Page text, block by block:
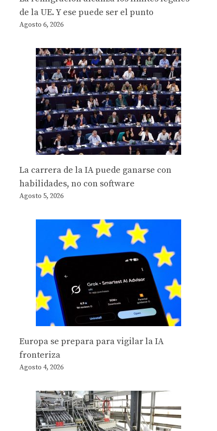
de la UE. Y ese puede ser el punto
Agosto 6, 2026
La carrera de la IA puede ganarse con
habilidades, no con software
Agosto 5, 2026
Europa se prepara para vigilar la IA
fronteriza
Agosto 4, 2026